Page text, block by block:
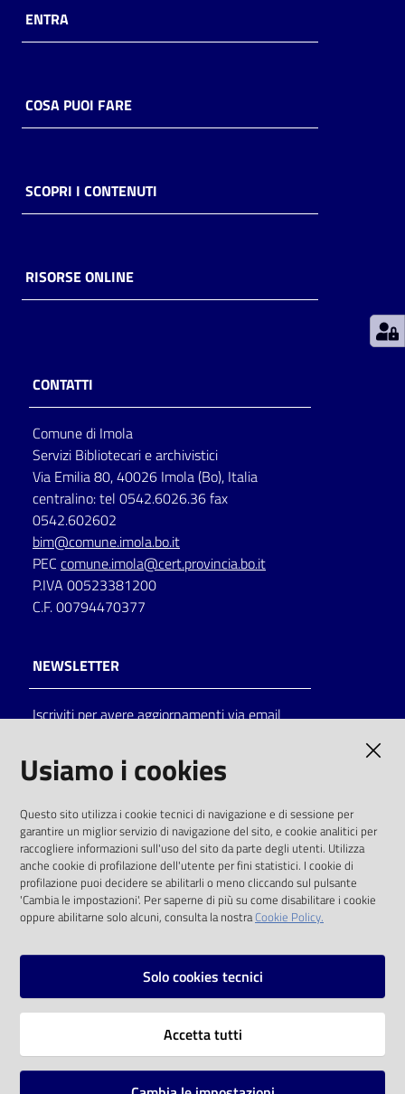
Archivio
Decentrate
lettura
Seguici
su
Catalogo
Eventi
Chiedi al
bibliotecario
Avvisi
ENTRA
COSA PUOI FARE
SCOPRI I CONTENUTI
RISORSE ONLINE
CONTATTI
Comune di Imola
Servizi Bibliotecari e archivistici
Via Emilia 80, 40026 Imola (Bo), Italia
centralino: tel 0542.6026.36 fax
0542.602602
bim@comune.imola.bo.it
PEC comune.imola@cert.provincia.bo.it
P.IVA 00523381200
C.F. 00794470377
NEWSLETTER
Iscriviti per avere aggiornamenti via email
solo alle condizioni previste dalla direttiva
comunitaria 2003/98/CE e dal d.lgs. 36/2006
SOCIAL
Instagram
Vai alla pagina
Usiamo i cookies
Questo sito utilizza i cookie tecnici di navigazione e di sessione per
garantire un miglior servizio di navigazione del sito, e cookie analitici per
raccogliere informazioni sull'uso del sito da parte degli utenti. Utilizza
anche cookie di profilazione dell'utente per fini statistici. I cookie di
profilazione puoi decidere se abilitarli o meno cliccando sul pulsante
'Cambia le impostazioni'. Per saperne di più su come disabilitare i cookie
oppure abilitarne solo alcuni, consulta la nostraCookie Policy.
Solo cookies tecnici
Accetta tutti